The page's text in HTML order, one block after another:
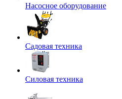
Насосное оборудование
Садовая техника
Силовая техника